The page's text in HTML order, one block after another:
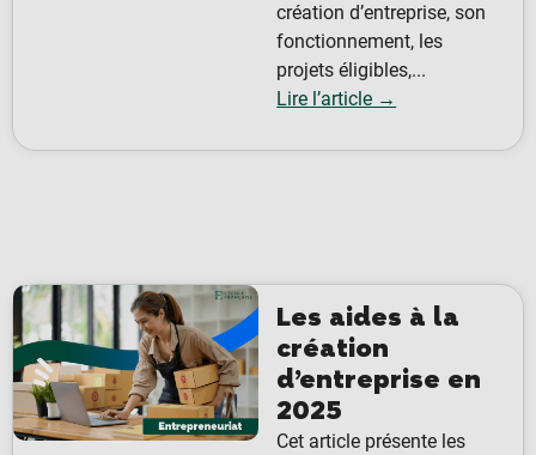
création d’entreprise, son
fonctionnement, les
projets éligibles,...
Lire l’article →
Les aides à la
création
d’entreprise en
2025
Cet article présente les